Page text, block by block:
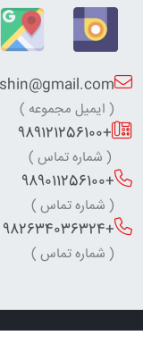
( ایمیل مجموعه )
+989121256100
( شماره تماس )
+989011256100
( شماره تماس )
+982634036324
( شماره تماس )